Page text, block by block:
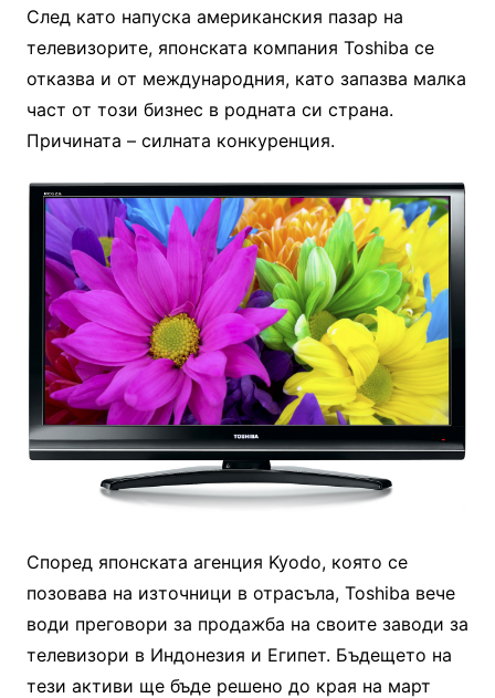
След като напуска американския пазар на
телевизорите, японската компания Toshiba се
отказва и от международния, като запазва малка
част от този бизнес в родната си страна.
Причината – силната конкуренция.
Според японската агенция Kyodo, която се
позовава на източници в отрасъла, Toshiba вече
води преговори за продажба на своите заводи за
телевизори в Индонезия и Египет. Бъдещето на
тези активи ще бъде решено до края на март